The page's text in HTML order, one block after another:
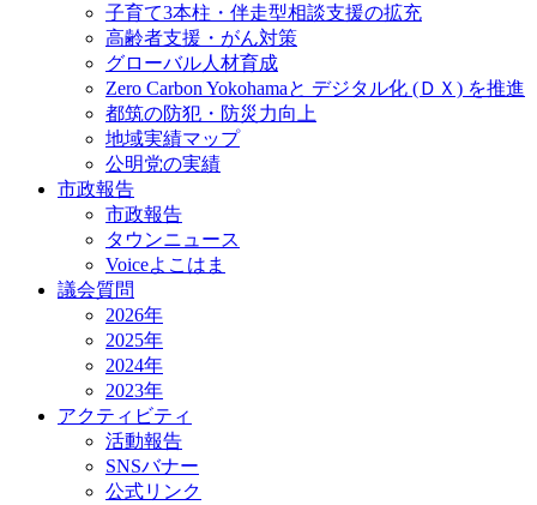
子育て3本柱・伴走型相談支援の拡充
高齢者支援・がん対策
グローバル人材育成
Zero Carbon Yokohamaと デジタル化 (ＤＸ) を推進
都筑の防犯・防災力向上
地域実績マップ
公明党の実績
市政報告
市政報告
タウンニュース
Voiceよこはま
議会質問
2026年
2025年
2024年
2023年
アクティビティ
活動報告
SNSバナー
公式リンク